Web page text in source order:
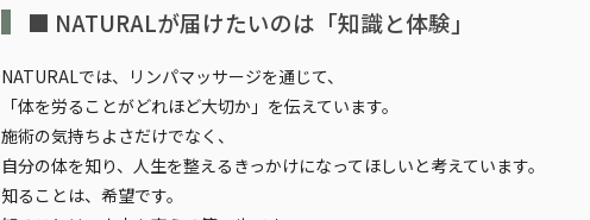
■ NATURALが届けたいのは「知識と体験」
NATURALでは、リンパマッサージを通じて、
「体を労ることがどれほど大切か」を伝えています。
施術の気持ちよさだけでなく、
自分の体を知り、人生を整えるきっかけになってほしいと考えています。
知ることは、希望です。